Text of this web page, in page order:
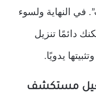
في النهاية ولسوء
دائمًا تنزيل
مستكشف